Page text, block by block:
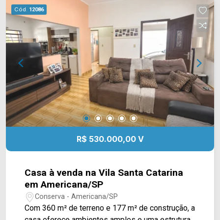
Grill, academia Body Fit, escolas e restaurantes.
Entre em contato com a equipe da Arbix Imóveis
e agende a sua visita!! WhatsApp e Telefone:
(19) 3475-4546 ARBIX IMÓVEIS - Presente em
cada mudança!
Cód. 12086
R$ 530.000,00 V
Casa à venda na Vila Santa Catarina
em Americana/SP
Conserva - Americana/SP
Com 360 m² de terreno e 177 m² de construção, a